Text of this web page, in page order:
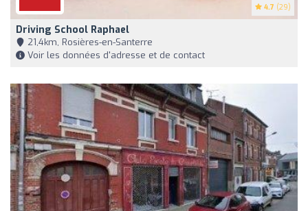
4.7 (29)
Driving School Raphael
21,4km, Rosières-en-Santerre
Voir les données d'adresse et de contact